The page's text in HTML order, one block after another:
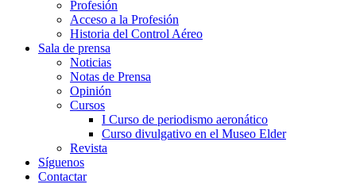
Profesión
Acceso a la Profesión
Historia del Control Aéreo
Sala de prensa
Noticias
Notas de Prensa
Opinión
Cursos
I Curso de periodismo aeronático
Curso divulgativo en el Museo Elder
Revista
Síguenos
Contactar